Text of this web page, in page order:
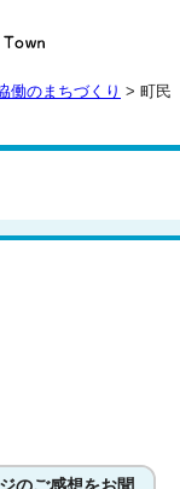
働のまちづくり > 町民